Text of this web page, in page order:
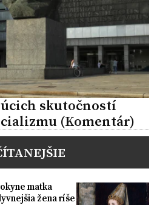
skutočností
(Komentár)
matka
žena ríše